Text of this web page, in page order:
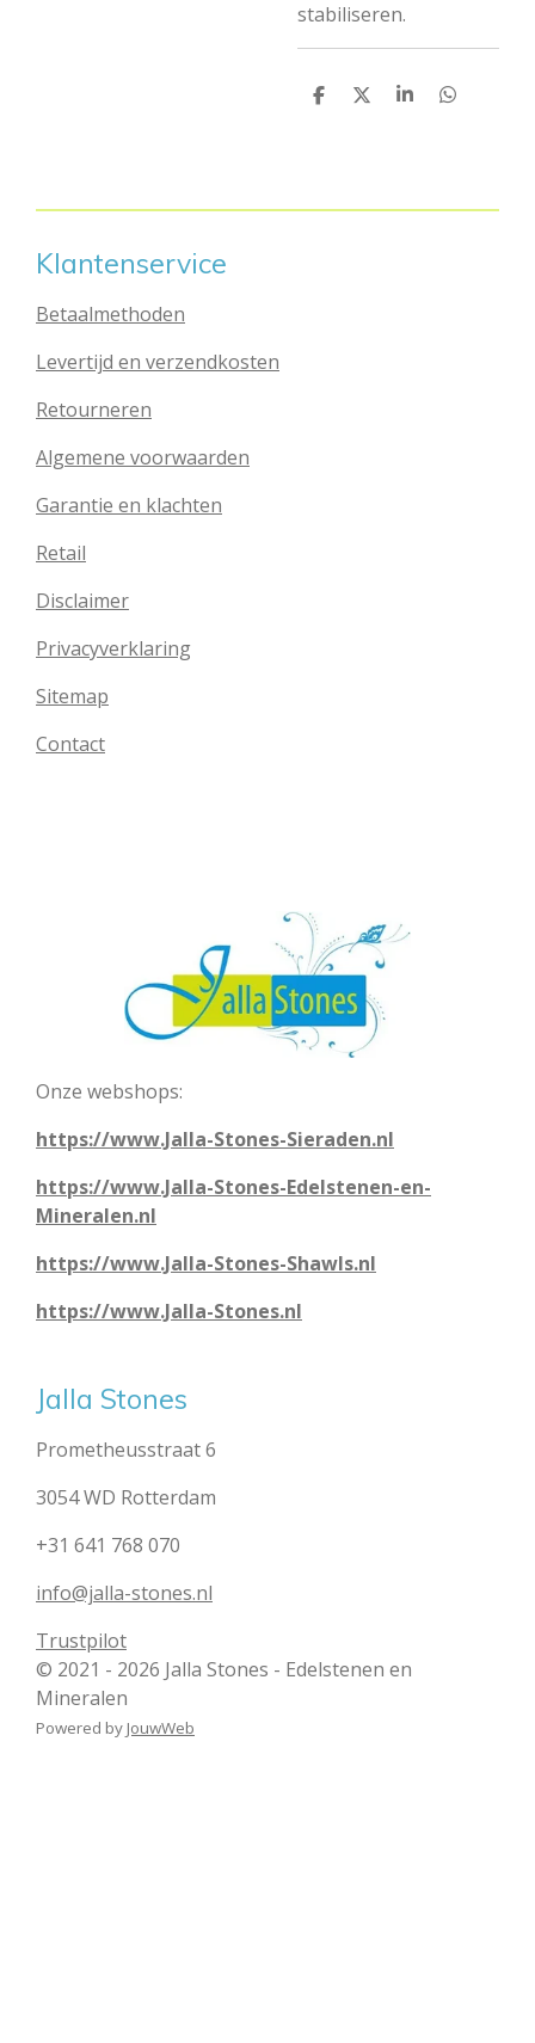
stabiliseren.
D
D
S
D
Klantenservice
Betaalmethoden
Levertijd en verzendkosten
Retourneren
Algemene voorwaarden
Garantie en klachten
Retail
Disclaimer
Privacyverklaring
Sitemap
Contact
Onze webshops:
https://www.Jalla-Stones-Sieraden.nl
https://www.Jalla-Stones-Edelstenen-en-
Mineralen.nl
https://www.Jalla-Stones-Shawls.nl
https://www.Jalla-Stones.nl
Jalla Stones
Prometheusstraat 6
3054 WD Rotterdam
+31 641 768 070
info@jalla-stones.nl
Trustpilot
© 2021 - 2026 Jalla Stones - Edelstenen en
Mineralen
Powered by JouwWeb